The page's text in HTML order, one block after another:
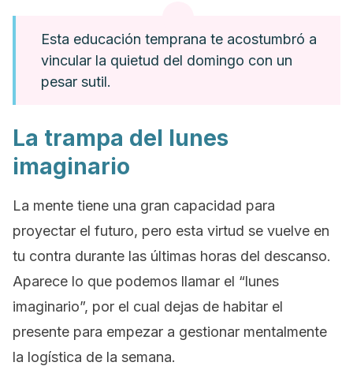
Esta educación temprana te acostumbró a
vincular la quietud del domingo con un
pesar sutil.
La trampa del lunes
imaginario
La mente tiene una gran capacidad para
proyectar el futuro, pero esta virtud se vuelve en
tu contra durante las últimas horas del descanso.
Aparece lo que podemos llamar el “lunes
imaginario”, por el cual dejas de habitar el
presente para empezar a gestionar mentalmente
la logística de la semana.